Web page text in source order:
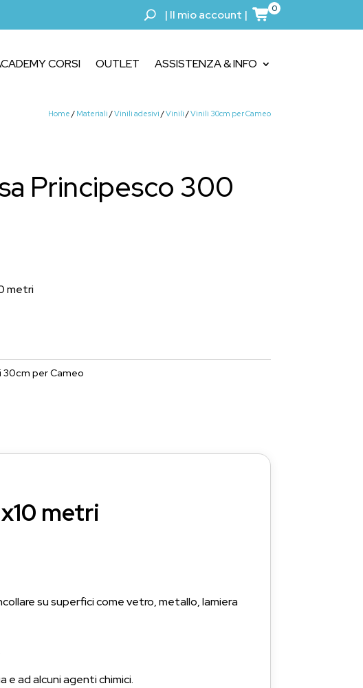
| Il mio account | 0
CORSI OUTLET ASSISTENZA & INFO
Home / Materiali /Vinili adesivi /Vinili /Vinili 30cm per Cameo
Principesco 300
metri
30cm per Cameo
metri
su superfici come vetro, metallo, lamiera
e ad alcuni agenti chimici.